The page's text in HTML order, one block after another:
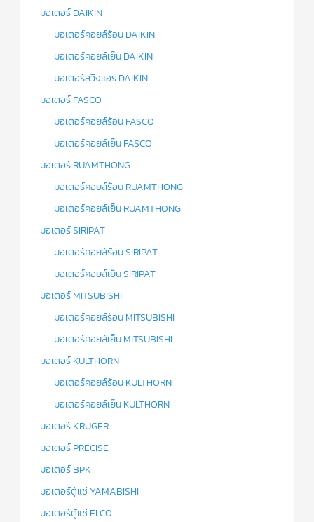
มอเตอร์ DAIKIN
มอเตอร์คอยล์ร้อน DAIKIN
มอเตอร์คอยล์เย็น DAIKIN
มอเตอร์สวิงแอร์ DAIKIN
มอเตอร์ FASCO
มอเตอร์คอยล์ร้อน FASCO
มอเตอร์คอยล์เย็น FASCO
มอเตอร์ RUAMTHONG
มอเตอร์คอยล์ร้อน RUAMTHONG
มอเตอร์คอยล์เย็น RUAMTHONG
มอเตอร์ SIRIPAT
มอเตอร์คอยล์ร้อน SIRIPAT
มอเตอร์คอยล์เย็น SIRIPAT
มอเตอร์ MITSUBISHI
มอเตอร์คอยล์ร้อน MITSUBISHI
มอเตอร์คอยล์เย็น MITSUBISHI
มอเตอร์ KULTHORN
มอเตอร์คอยล์ร้อน KULTHORN
มอเตอร์คอยล์เย็น KULTHORN
มอเตอร์ KRUGER
มอเตอร์ PRECISE
มอเตอร์ BPK
มอเตอร์ตู้แช่ YAMABISHI
มอเตอร์ตู้แช่ ELCO